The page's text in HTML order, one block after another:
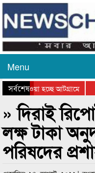
Menu
সর্বশেষ
যাওয়া হচ্ছে আটগ্রামে
পুরস্কার বিতরণ সম্পন্ন
» দিরাই
লক্ষ টাকা
পরিষদের